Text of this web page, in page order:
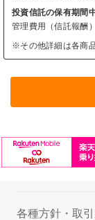
投資信託の保有期間
管理費用（信託報酬
※その他詳細は各商
各種方針・取